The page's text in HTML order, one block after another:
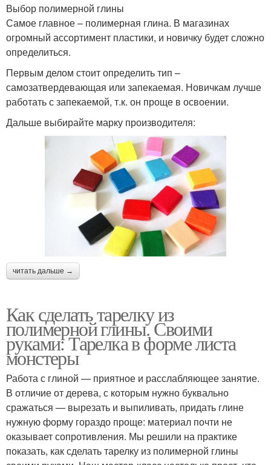
Выбор полимерной глины
Самое главное – полимерная глина. В магазинах
огромный ассортимент пластики, и новичку будет сложно
определиться.
Первым делом стоит определить тип –
самозатвердевающая или запекаемая. Новичкам лучше
работать с запекаемой, т.к. он проще в освоении.
Дальше выбирайте марку производителя:
читать дальше →
Как сделать тарелку из
полимерной глины. Своими
руками: Тарелка в форме листа
монстеры
Работа с глиной — приятное и расслабляющее занятие.
В отличие от дерева, с которым нужно буквально
сражаться — вырезать и выпиливать, придать глине
нужную форму гораздо проще: материал почти не
оказывает сопротивления. Мы решили на практике
показать, как сделать тарелку из полимерной глины